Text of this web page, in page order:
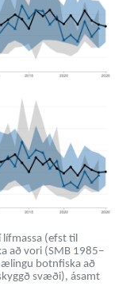
lífmassa (efst til
að vori (SMB 1985–
botnfiska að
svæði), ásamt